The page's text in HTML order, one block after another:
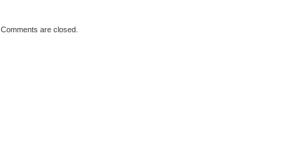
Comments are closed.